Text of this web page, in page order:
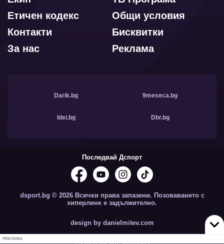
Общи условия
Етичен кодекс
Бисквитки
Контакти
Реклама
За нас
Darik.bg 9meseca.bg
Idei.bg Dbr.bg
Последвай Дспорт
dsport.bg © 2026 Всички права запазени. Позоваването с
хиперлинк е задължително.
design by danielmitev.com
РЕКЛАМА